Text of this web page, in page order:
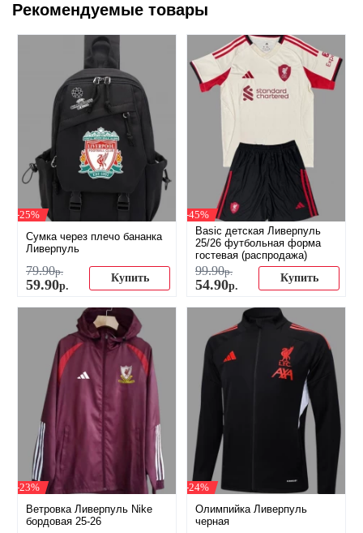
Рекомендуемые товары
-25%
Сумка через плечо бананка
Ливерпуль
79.90р.
59.90р.
Купить
-45%
Basic детская Ливерпуль
25/26 футбольная форма
гостевая (распродажа)
99.90р.
54.90р.
Купить
-23%
Ветровка Ливерпуль Nike
бордовая 25-26
-24%
Олимпийка Ливерпуль
черная